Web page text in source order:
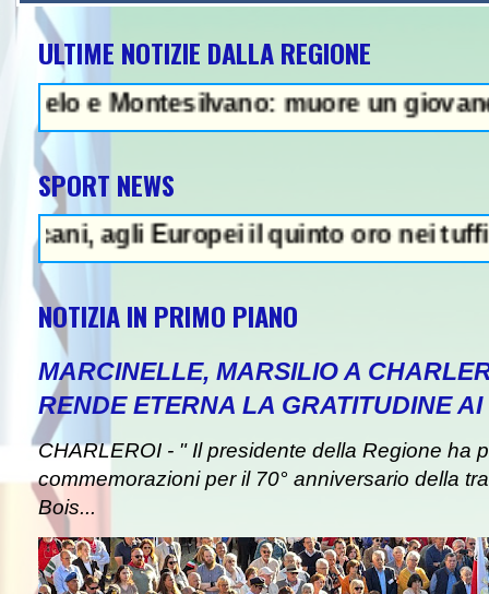
ULTIME NOTIZIE DALLA REGIONE
Montesilvano: muore un giovane -
SPORT NEWS
agli Europei il quinto oro nei tuffi
NOTIZIA IN PRIMO PIANO
MARCINELLE, MARSILIO A
RENDE ETERNA LA GRATITUDINE
CHARLEROI - " Il presidente della Regione ha
commemorazioni per il 70° anniversario della
Bois...
- Raid russi su Kiev, tre morti